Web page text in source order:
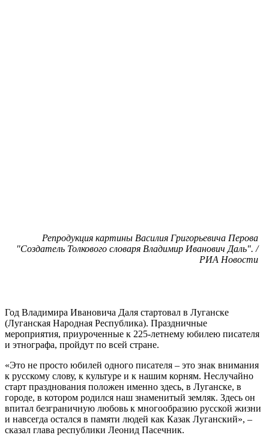
Репродукция картины Василия Григорьевича Перова
"Создатель Толкового словаря Владимир Иванович Даль". /
РИА Новости
Год Владимира Ивановича Даля стартовал в Луганске
(Луганская Народная Республика). Праздничные
мероприятия, приуроченные к 225-летнему юбилею писателя
и этнографа, пройдут по всей стране.
«Это не просто юбилей одного писателя – это знак внимания
к русскому слову, к культуре и к нашим корням. Неслучайно
старт празднования положен именно здесь, в Луганске, в
городе, в котором родился наш знаменитый земляк. Здесь он
впитал безграничную любовь к многообразию русской жизни
и навсегда остался в памяти людей как Казак Луганский», –
сказал глава республики Леонид Пасечник.